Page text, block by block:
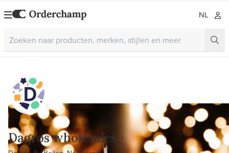
NL
Dagros wholesales